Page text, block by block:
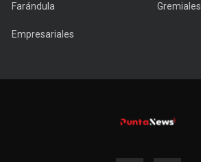
Farándula Gremiales
Empresariales